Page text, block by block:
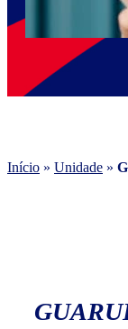
Início » Unidade »